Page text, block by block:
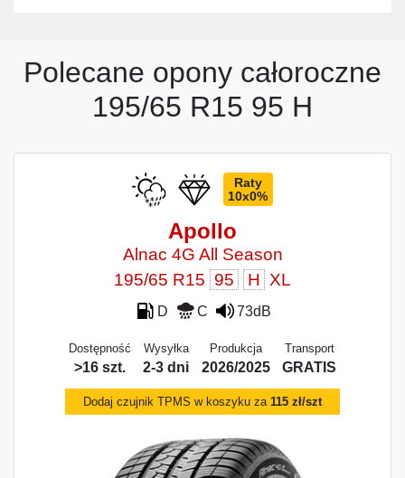
Polecane opony całoroczne
195/65 R15 95 H
Raty
10x0%
Apollo
Alnac 4G All Season
195/65 R15 95 H XL
D C 73dB
Dostępność
>16 szt.
Wysyłka
2-3 dni
Produkcja
2026/2025
Transport
GRATIS
Dodaj czujnik TPMS w koszyku za 115 zł/szt